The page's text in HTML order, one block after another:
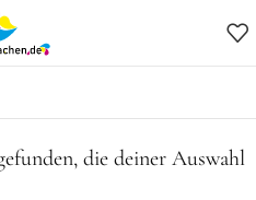
die deiner Auswahl